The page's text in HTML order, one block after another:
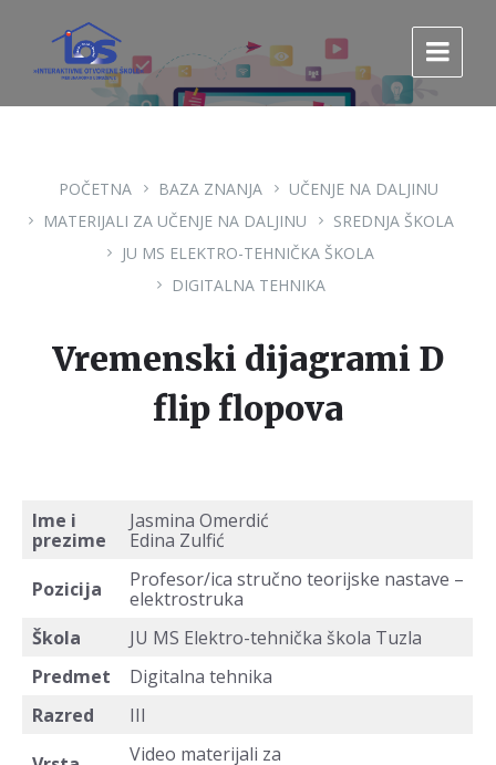
sadržaj
glavnu
navigaciju.
POČETNA BAZA ZNANJA
UČENJE NA DALJINU
MATERIJALI ZA UČENJE NA DALJINU
SREDNJA ŠKOLA
JU MS ELEKTRO-TEHNIČKA ŠKOLA
DIGITALNA TEHNIKA
Vremenski dijagrami D
flip flopova
Ime i
prezime
Jasmina Omerdić
Edina Zulfić
Pozicija
Profesor/ica stručno teorijske nastave –
elektrostruka
Škola
JU MS Elektro-tehnička škola Tuzla
Predmet
Digitalna tehnika
Razred
III
Video materijali za